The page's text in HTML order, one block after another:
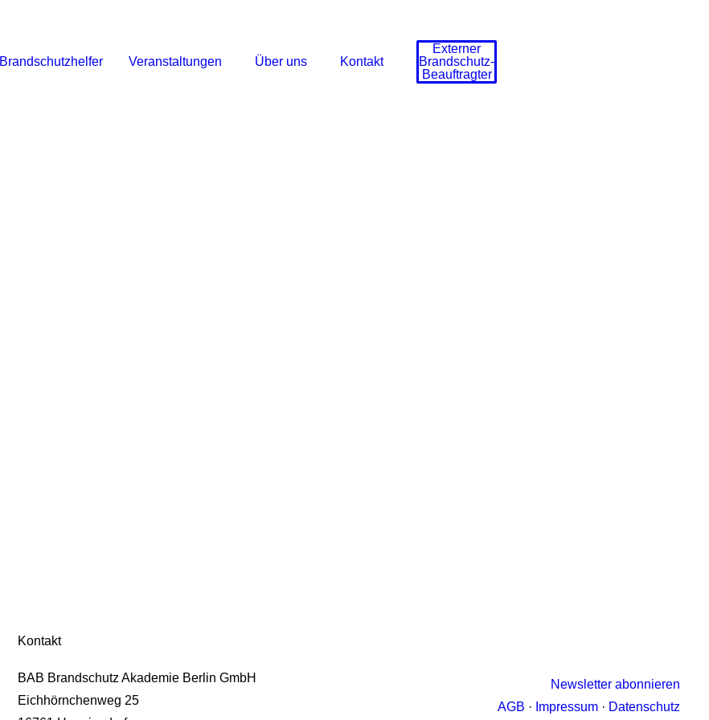
Brandschutzhelfer Veranstaltungen Über uns Kontakt
Externer
Brandschutz-
Beauftragter
Kontakt
BAB Brandschutz Akademie Berlin GmbH
Eichhörnchenweg 25
Newsletter abonnieren
AGB · Impressum · Datenschutz